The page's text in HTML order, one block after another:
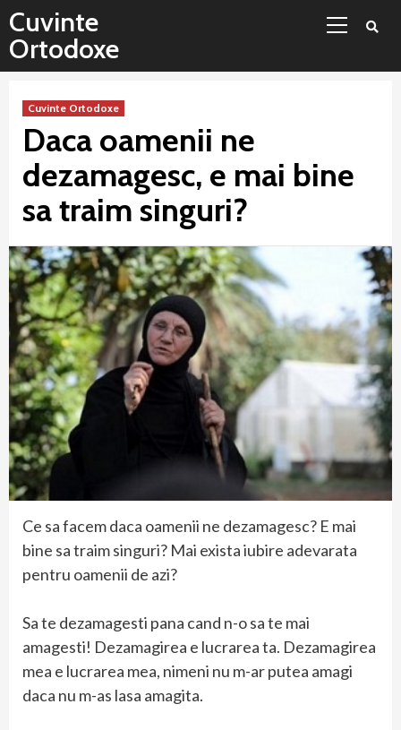
Sari
conținut
Cuvinte
Ortodoxe
Cuvinte Ortodoxe
Daca oamenii ne
dezamagesc, e mai bine
sa traim singuri?
Ce sa facem daca oamenii ne dezamagesc? E mai
bine sa traim singuri? Mai exista iubire adevarata
pentru oamenii de azi?
Sa te dezamagesti pana cand n-o sa te mai
amagesti! Dezamagirea e lucrarea ta. Dezamagirea
mea e lucrarea mea, nimeni nu m-ar putea amagi
daca nu m-as lasa amagita.